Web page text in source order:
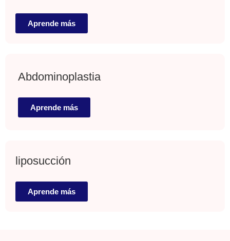
Aprende más
Abdominoplastia
Aprende más
liposucción
Aprende más